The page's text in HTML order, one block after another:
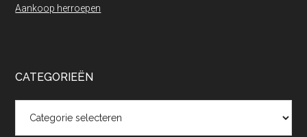
Aankoop herroepen
CATEGORIEËN